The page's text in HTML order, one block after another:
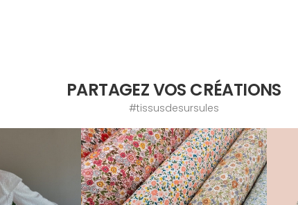
PARTAGEZ VOS CRÉATIONS
#tissusdesursules